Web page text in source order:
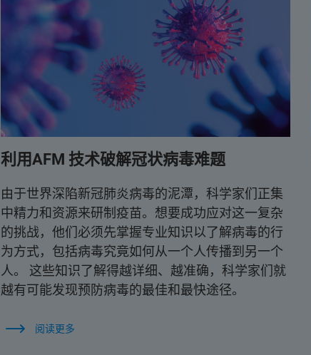
利用AFM 技术破解冠状病毒难题
由于世界深陷新冠肺炎病毒的泥潭，科学家们正集
中精力和资源来研制疫苗。想要成功应对这一复杂
的挑战，他们必须先掌握专业知识以了解病毒的行
为方式，包括病毒究竟如何从一个人传播到另一个
人。 这些知识了解得越详细、越准确，科学家们就
越有可能发现预防病毒的最佳和最快途径。
阅读更多